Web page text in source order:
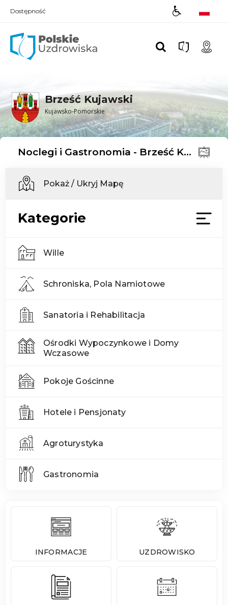
Dostępność
Brześć Kujawski
Kujawsko-Pomorskie
Noclegi i Gastronomia - Brześć Kujawski
Pokaż / Ukryj Mapę
Kategorie
Wille
Schroniska, Pola Namiotowe
Sanatoria i Rehabilitacja
Ośrodki Wypoczynkowe i Domy
Wczasowe
Pokoje Gościnne
Hotele i Pensjonaty
Agroturystyka
Gastronomia
INFORMACJE UZDROWISKO